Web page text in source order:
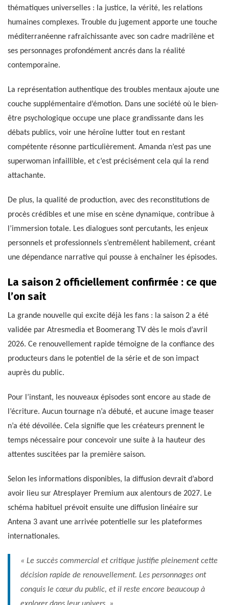
thématiques universelles : la justice, la vérité, les relations
humaines complexes. Trouble du jugement apporte une touche
méditerranéenne rafraîchissante avec son cadre madrilène et
ses personnages profondément ancrés dans la réalité
contemporaine.
La représentation authentique des troubles mentaux ajoute une
couche supplémentaire d’émotion. Dans une société où le bien-
être psychologique occupe une place grandissante dans les
débats publics, voir une héroïne lutter tout en restant
compétente résonne particulièrement. Amanda n’est pas une
superwoman infaillible, et c’est précisément cela qui la rend
attachante.
De plus, la qualité de production, avec des reconstitutions de
procès crédibles et une mise en scène dynamique, contribue à
l’immersion totale. Les dialogues sont percutants, les enjeux
personnels et professionnels s’entremêlent habilement, créant
une dépendance narrative qui pousse à enchaîner les épisodes.
La saison 2 officiellement confirmée : ce que
l’on sait
La grande nouvelle qui excite déjà les fans : la saison 2 a été
validée par Atresmedia et Boomerang TV dès le mois d’avril
2026. Ce renouvellement rapide témoigne de la confiance des
producteurs dans le potentiel de la série et de son impact
auprès du public.
Pour l’instant, les nouveaux épisodes sont encore au stade de
l’écriture. Aucun tournage n’a débuté, et aucune image teaser
n’a été dévoilée. Cela signifie que les créateurs prennent le
temps nécessaire pour concevoir une suite à la hauteur des
attentes suscitées par la première saison.
Selon les informations disponibles, la diffusion devrait d’abord
avoir lieu sur Atresplayer Premium aux alentours de 2027. Le
schéma habituel prévoit ensuite une diffusion linéaire sur
Antena 3 avant une arrivée potentielle sur les plateformes
internationales.
« Le succès commercial et critique justifie pleinement cette
décision rapide de renouvellement. Les personnages ont
conquis le cœur du public, et il reste encore beaucoup à